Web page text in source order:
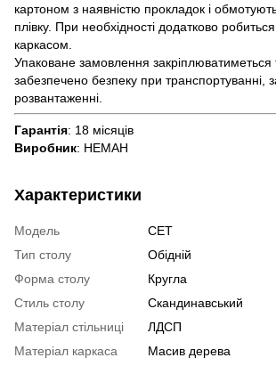
картоном з наявністю прокладок і
плівку. При необхідності додатково
каркасом.
Упаковане замовлення
забезпечено безпеку при транспортуванні,
розвантаженні.
Гарантія: 18 місяців
Виробник: НЕМАН
Характеристики
Модель
СЕТ
Тип столу
Обідній
Форма столу
Кругла
Стиль столу
Скандинавський
Матеріал стільниці
ЛДСП
Матеріал каркаса
Масив дерева